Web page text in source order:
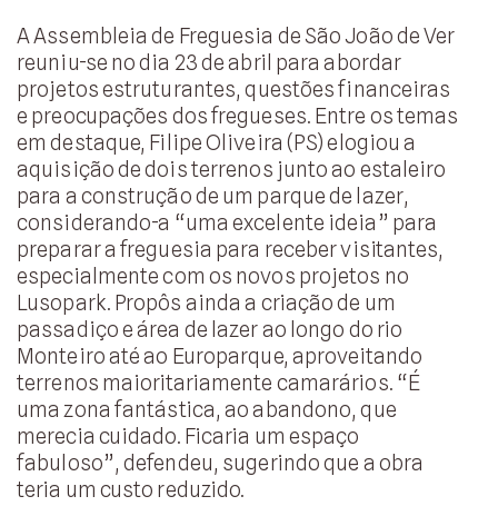
A Assembleia de Freguesia de São João de Ver
reuniu-se no dia 23 de abril para abordar
projetos estruturantes, questões financeiras
e preocupações dos fregueses. Entre os temas
em destaque, Filipe Oliveira (PS) elogiou a
aquisição de dois terrenos junto ao estaleiro
para a construção de um parque de lazer,
considerando-a “uma excelente ideia” para
preparar a freguesia para receber visitantes,
especialmente com os novos projetos no
Lusopark. Propôs ainda a criação de um
passadiço e área de lazer ao longo do rio
Monteiro até ao Europarque, aproveitando
terrenos maioritariamente camarários. “É
uma zona fantástica, ao abandono, que
merecia cuidado. Ficaria um espaço
fabuloso”, defendeu, sugerindo que a obra
teria um custo reduzido.